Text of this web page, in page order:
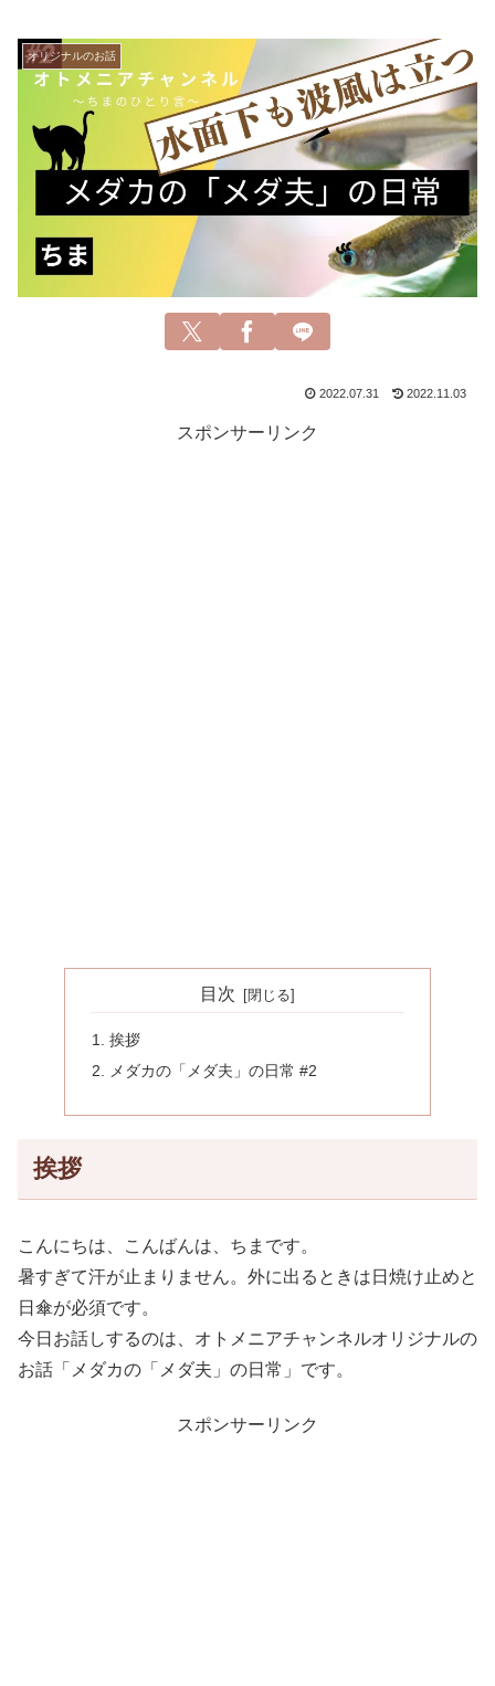
オリジナルのお話
2022.07.31 2022.11.03
スポンサーリンク
目次
挨拶
メダカの「メダ夫」の日常 #2
挨拶
こんにちは、こんばんは、ちまです。
暑すぎて汗が止まりません。外に出るときは日焼け止めと
日傘が必須です。
今日お話しするのは、オトメニアチャンネルオリジナルの
お話「メダカの「メダ夫」の日常」です。
スポンサーリンク